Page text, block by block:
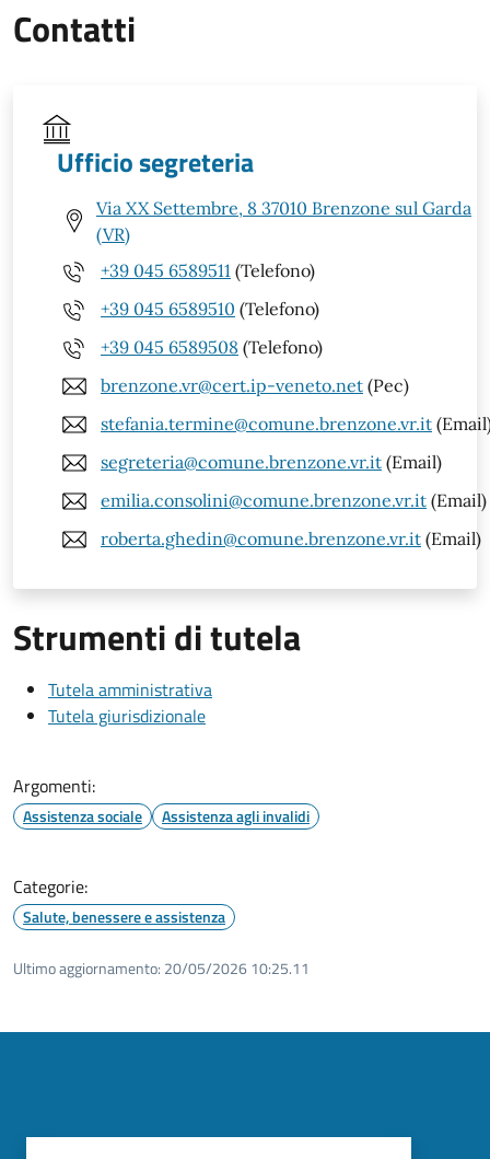
Contatti
Ufficio segreteria
Via XX Settembre, 8 37010 Brenzone sul Garda
(VR)
+39 045 6589511 (Telefono)
+39 045 6589510 (Telefono)
+39 045 6589508 (Telefono)
brenzone.vr@cert.ip-veneto.net (Pec)
stefania.termine@comune.brenzone.vr.it
segreteria@comune.brenzone.vr.it (Email)
emilia.consolini@comune.brenzone.vr.it (Email)
roberta.ghedin@comune.brenzone.vr.it (Email)
Strumenti di tutela
Tutela amministrativa
Tutela giurisdizionale
Argomenti:
Assistenza sociale Assistenza agli invalidi
Categorie:
Salute, benessere e assistenza
Ultimo aggiornamento: 20/05/2026 10:25.11